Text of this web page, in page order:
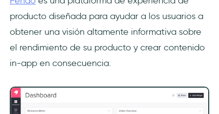
producto diseñada para ayudar a los usuarios a
obtener una visión altamente informativa sobre
el rendimiento de su producto y crear contenido
in-app en consecuencia.